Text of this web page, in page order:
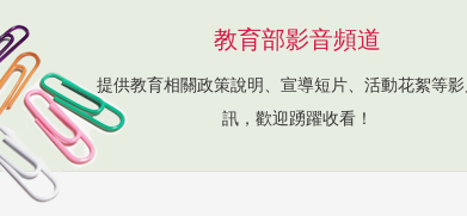
教育部影音頻道
提供教育相關政策說明、宣導短片、活動花絮等影
訊，歡迎踴躍收看！